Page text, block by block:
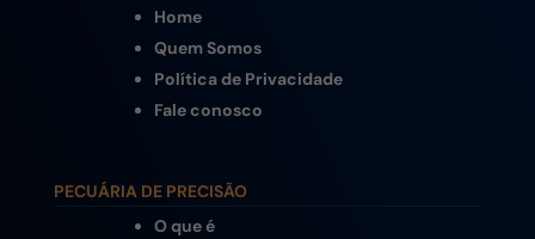
Home
Quem Somos
Política de Privacidade
Fale conosco
PECUÁRIA DE PRECISÃO
O que é